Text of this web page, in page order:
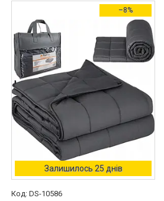
–8%
Залишилось 25 днів
DS-10586